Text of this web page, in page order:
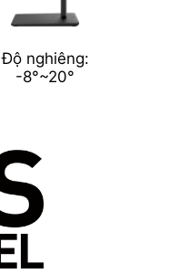
Độ nghiêng:
-8°~20°